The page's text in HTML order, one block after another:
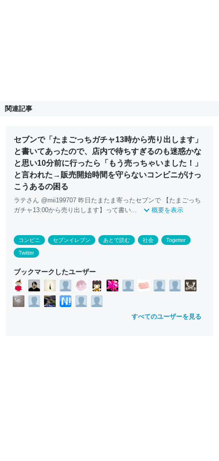
関連記事
セブンで「たまごっちガチャ13時から売り出します」
と書いてあったので、店内で待ちすぎるのも迷惑かな
と思い10分前に行ったら「もう売っちゃいました！」
と言われた→販売開始時間を守らないコンビニがけっ
こうあるの困る
ラテさん @mii199707 昨日たまたま寄ったセブンで 【たまごっち
ガチャ13:00から売り出します】って書い...
概要を表示
コンビニ セブンイレブン あとで読む 社会 Togetter
Twitter
ブックマークしたユーザー
すべてのユーザーを見る